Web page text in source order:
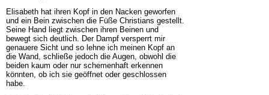
Elisabeth hat ihren Kopf in den Nacken geworfen
und ein Bein zwischen die Füße Christians gestellt.
Seine Hand liegt zwischen ihren Beinen und
bewegt sich deutlich. Der Dampf versperrt mir
genauere Sicht und so lehne ich meinen Kopf an
die Wand, schließe jedoch die Augen, obwohl die
beiden kaum oder nur schemenhaft erkennen
könnten, ob ich sie geöffnet oder geschlossen
habe.